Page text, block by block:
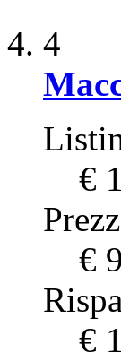
4
€
€
€